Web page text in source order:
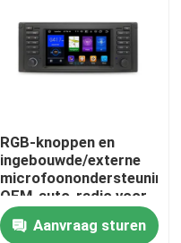
RGB-knoppen en
ingebouwde/externe
microfoonondersteuning
OEM-auto-radio voor
dashboard 2din
Aanvraag sturen